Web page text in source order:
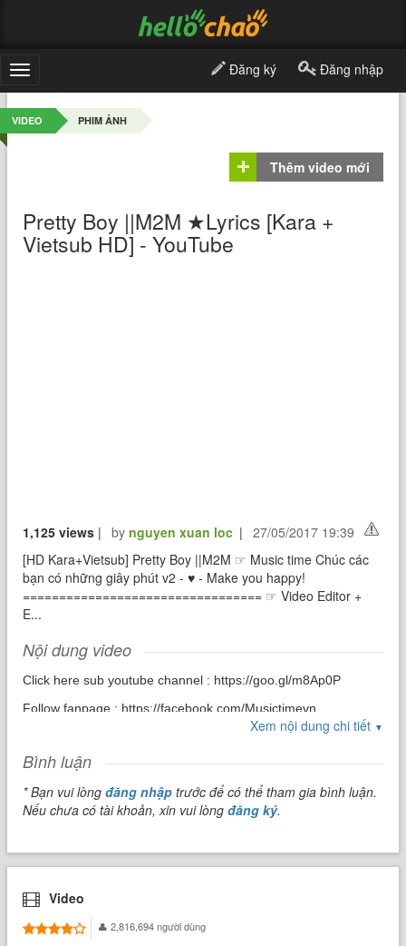
Toggle
navigation
Đăng ký Đăng nhập
VIDEO PHIM ẢNH
Thêm video mới
Pretty Boy ||M2M ★Lyrics [Kara +
Vietsub HD] - YouTube
1,125 views | bynguyen xuan loc |
27/05/2017 19:39
[HD Kara+Vietsub] Pretty Boy ||M2M ☞ Music time Chúc các
bạn có những giây phút v2 - ♥ - Make you happy!
================================= ☞ Video Editor +
E...
Nội dung video
Click here sub youtube channel : https://goo.gl/m8Ap0P
Follow fanpage : https://facebook.com/Musictimevn
Xem nội dung chi tiết ▼
Bình luận
* Bạn vui lòngđăng nhập trước để có thể tham gia bình luận.
Nếu chưa có tài khoản, xin vui lòngđăng ký.
Video
2,816,694 người dùng